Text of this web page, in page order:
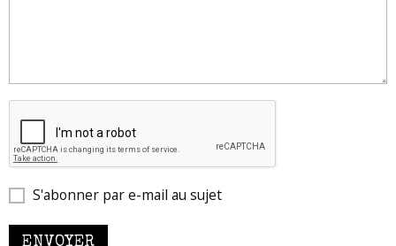
S'abonner par e-mail au sujet
ENVOYER